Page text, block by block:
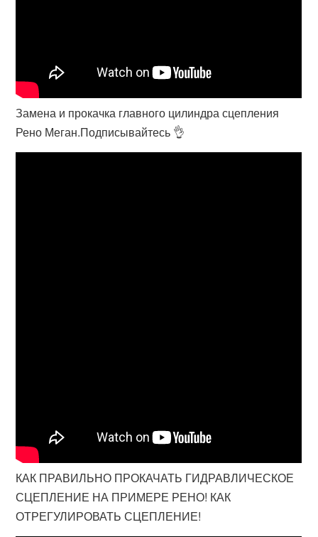
Замена и прокачка главного цилиндра сцепления
Рено Меган.Подписывайтесь 👌
КАК ПРАВИЛЬНО ПРОКАЧАТЬ ГИДРАВЛИЧЕСКОЕ
СЦЕПЛЕНИЕ НА ПРИМЕРЕ РЕНО! КАК
ОТРЕГУЛИРОВАТЬ СЦЕПЛЕНИЕ!